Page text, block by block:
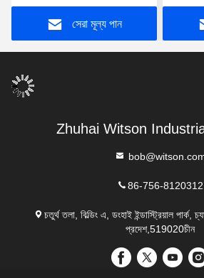
OEM
সেরা মূল্য পান
Zhuhai Witson
86-756-8120312
চতুর্থ তলা, বিল্ডিং এ, ডংহাই ইন্ডাস্ট্রিয়াল পার্ক,
প্রদেশ,519020চীন